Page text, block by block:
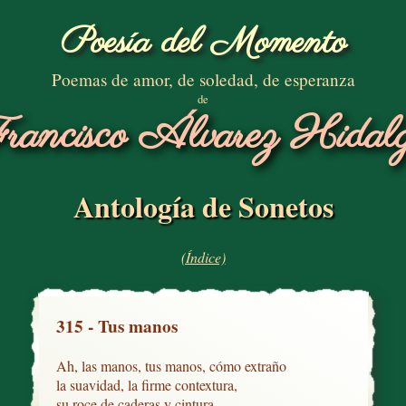
Poesía del Momento
Poemas de amor, de soledad, de esperanza
de
Álvarez
Antología de Sonetos
(Índice)
315 - Tus manos
Ah, las manos, tus manos, cómo extraño
la suavidad, la firme contextura,